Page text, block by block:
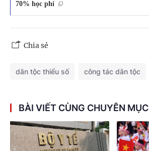
70% học phí
Chia sẻ
dân tộc thiểu số công tác dân tộc
BÀI VIẾT CÙNG CHUYÊN MỤC